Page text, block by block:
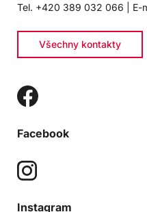
Tel. +420 389 032 066 | E-
Všechny kontakty
Facebook
Instagram